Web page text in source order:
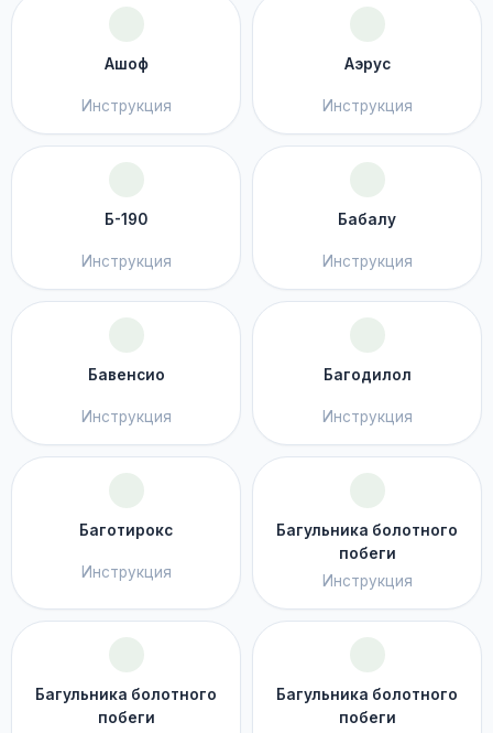
Ашоф
Инструкция
Аэрус
Инструкция
Б-190
Инструкция
Бабалу
Инструкция
Бавенсио
Инструкция
Багодилол
Инструкция
Баготирокс
Инструкция
Багульника болотного
побеги
Инструкция
Багульника болотного
побеги
Багульника болотного
побеги